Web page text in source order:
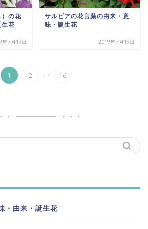
）の花
生花
年7月19日
サルビアの花言葉の由来・意
味・誕生花
2019年7月19日
1 2 ... 16
・由来・誕生花